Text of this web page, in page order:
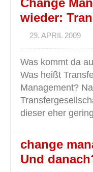
Change
wieder:
29. APRIL 2009
Was kommt da
Was heißt
Management?
dieser eher
change
Und